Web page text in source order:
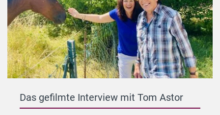
Das gefilmte Interview mit Tom Astor